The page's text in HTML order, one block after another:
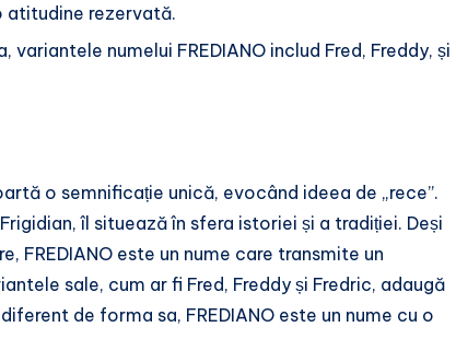
atitudine rezervată.
variantele numelui FREDIANO includ Fred, Freddy, și
o semnificație unică, evocând ideea de „rece”.
îl situează în sfera istoriei și a tradiției. Deși
FREDIANO este un nume care transmite un
sale, cum ar fi Fred, Freddy și Fredric, adaugă
de forma sa, FREDIANO este un nume cu o